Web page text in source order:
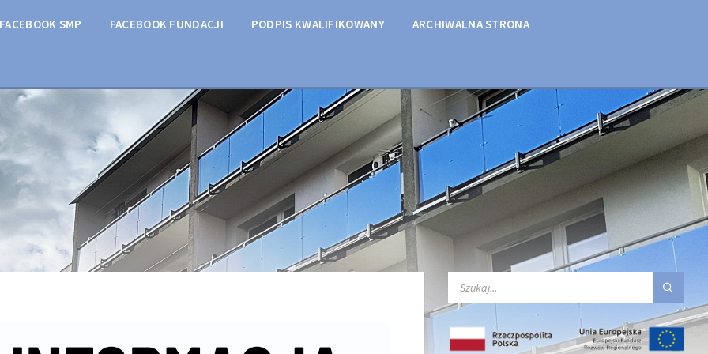
FACEBOOK SMP FACEBOOK FUNDACJI PODPIS KWALIFIKOWANY ARCHIWALNA STRONA